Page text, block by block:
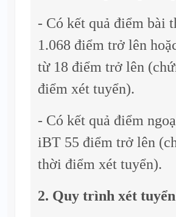
- Có kết quả điểm bài
1.068 điểm trở lên
từ 18 điểm trở lên
điểm xét tuyển).
- Có kết quả điểm
iBT 55 điểm trở lên
thời điểm xét tuyển).
2. Quy trình xét tuyển